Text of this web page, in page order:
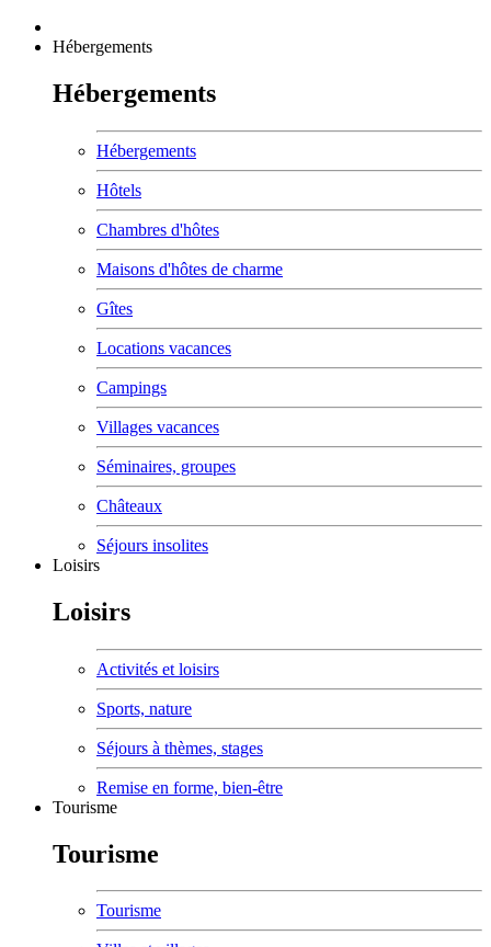
Hébergements
Hébergements
Hébergements
Hôtels
Chambres d'hôtes
Maisons d'hôtes de charme
Gîtes
Locations vacances
Campings
Villages vacances
Séminaires, groupes
Châteaux
Séjours insolites
Loisirs
Loisirs
Activités et loisirs
Sports, nature
Séjours à thèmes, stages
Remise en forme, bien-être
Tourisme
Tourisme
Tourisme